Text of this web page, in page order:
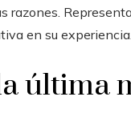
razones.
en su experiencia.
última